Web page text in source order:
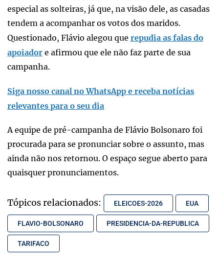
especial as solteiras, já que, na visão dele, as casadas
tendem a acompanhar os votos dos maridos.
Questionado, Flávio alegou que repudia as falas do
apoiador e afirmou que ele não faz parte de sua
campanha.
Siga nosso canal no WhatsApp e receba notícias
relevantes para o seu dia
A equipe de pré-campanha de Flávio Bolsonaro foi
procurada para se pronunciar sobre o assunto, mas
ainda não nos retornou. O espaço segue aberto para
quaisquer pronunciamentos.
Tópicos relacionados: ELEICOES-2026 EUA
FLAVIO-BOLSONARO PRESIDENCIA-DA-REPUBLICA
TARIFACO